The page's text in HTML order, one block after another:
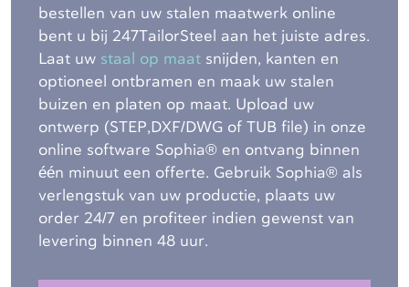
bestellen van uw stalen maatwerk online
bent u bij 247TailorSteel aan het juiste adres.
Laat uw staal op maat snijden, kanten en
optioneel ontbramen en maak uw stalen
buizen en platen op maat. Upload uw
ontwerp (STEP,DXF/DWG of TUB file) in onze
online software Sophia® en ontvang binnen
één minuut een offerte. Gebruik Sophia® als
verlengstuk van uw productie, plaats uw
order 24/7 en profiteer indien gewenst van
levering binnen 48 uur.